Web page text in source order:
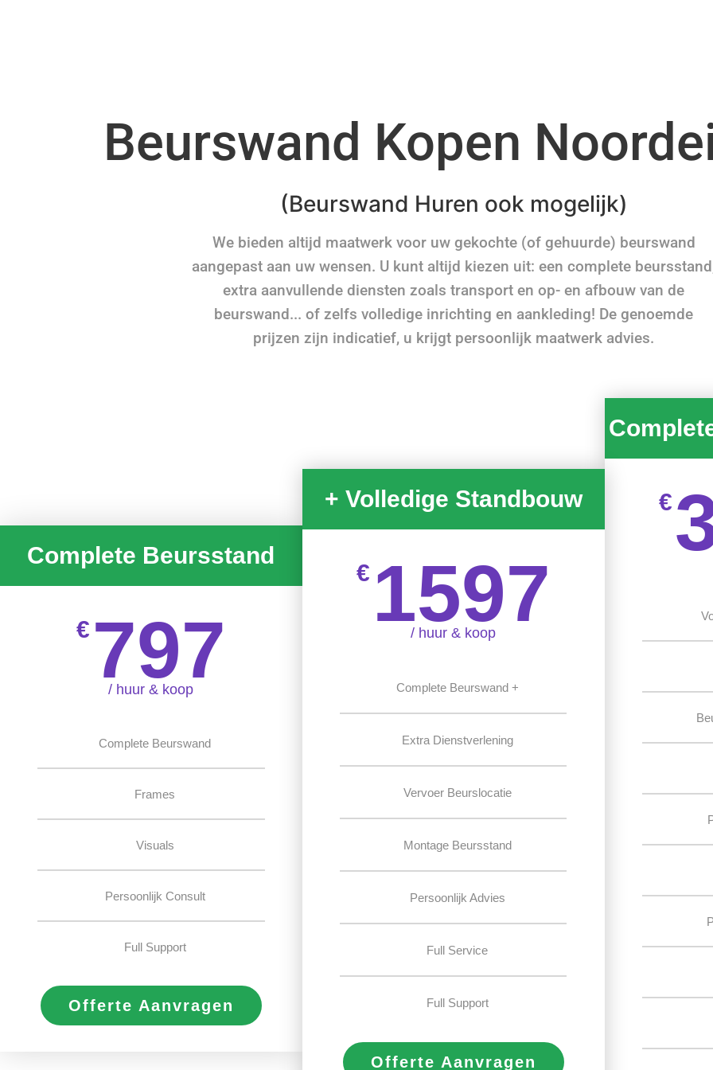
Beurswand Kopen
(Beurswand Huren ook mogelijk)
We bieden altijd maatwerk voor uw gekochte (of gehuurde) beurswand
aangepast aan uw wensen. U kunt altijd kiezen uit: een complete
extra aanvullende diensten zoals transport en op- en afbouw van de
beurswand... of zelfs volledige inrichting en aankleding! De genoemde
prijzen zijn indicatief, u krijgt persoonlijk maatwerk advies.
Complete Beursstand
€ 797
/ huur & koop
Complete Beurswand
Frames
Visuals
Persoonlijk Consult
Full Support
Offerte Aanvragen
+ Volledige Standbouw
€ 1597
/ huur & koop
Complete Beurswand +
Extra Dienstverlening
Vervoer Beurslocatie
Montage Beursstand
Persoonlijk Advies
Full Service
Full Support
Offerte Aanvragen
€